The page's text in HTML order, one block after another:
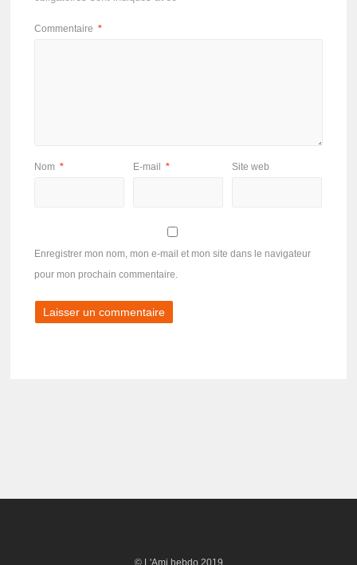
Commentaire *
Nom * E-mail * Site web
Enregistrer mon nom, mon e-mail et mon site dans le navigateur
pour mon prochain commentaire.
© L'Ami hebdo 2019